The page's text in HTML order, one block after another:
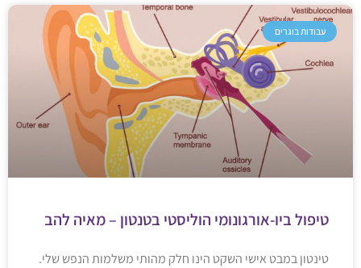
עבודות בוגרים
טיפול ביו-אורגונומי הוליסטי בטנטון – מאיה להב
טינטון במבט אישי השקט הינו חלק מהותי משלמות הנפש שלי.